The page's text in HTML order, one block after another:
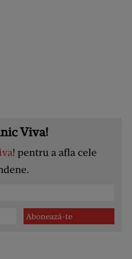
Viva!
! pentru a afla cele